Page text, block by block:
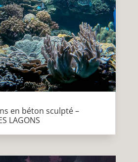
en béton sculpté –
LAGONS